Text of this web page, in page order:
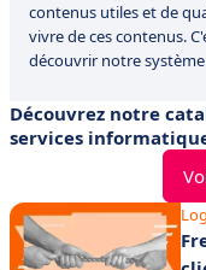
contenus utiles et de
vivre de ces contenus.
découvrir notre
Découvrez notre
services